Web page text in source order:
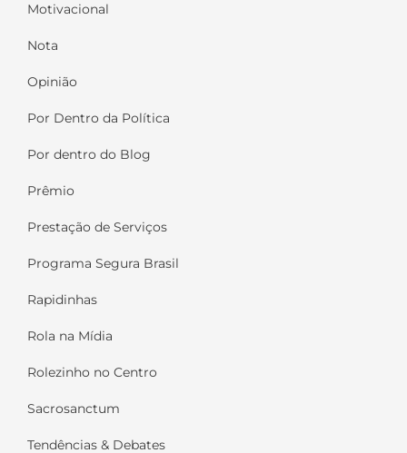
Motivacional
Nota
Opinião
Por Dentro da Política
Por dentro do Blog
Prêmio
Prestação de Serviços
Programa Segura Brasil
Rapidinhas
Rola na Mídia
Rolezinho no Centro
Sacrosanctum
Tendências & Debates